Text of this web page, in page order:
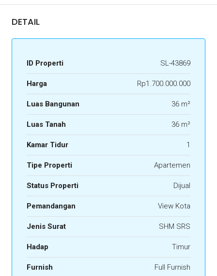
DETAIL
ID Properti SL-43869
Harga Rp1.700.000.000
Luas Bangunan 36 m²
Luas Tanah 36 m²
Kamar Tidur 1
Tipe Properti Apartemen
Status Properti Dijual
Pemandangan View Kota
Jenis Surat SHM SRS
Hadap Timur
Furnish Full Furnish